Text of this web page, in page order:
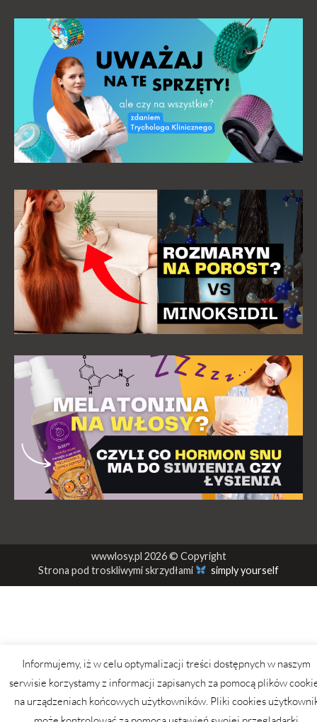
wwwlosy.pl 2026 © Copyright
Strona pod troskliwymi skrzydłami
simply yourself
Informujemy, iż w celu optymalizacji treści dostępnych w naszym
serwisie korzystamy z informacji zapisanych za pomocą plików
na urządzeniach końcowych użytkowników. Pliki cookies